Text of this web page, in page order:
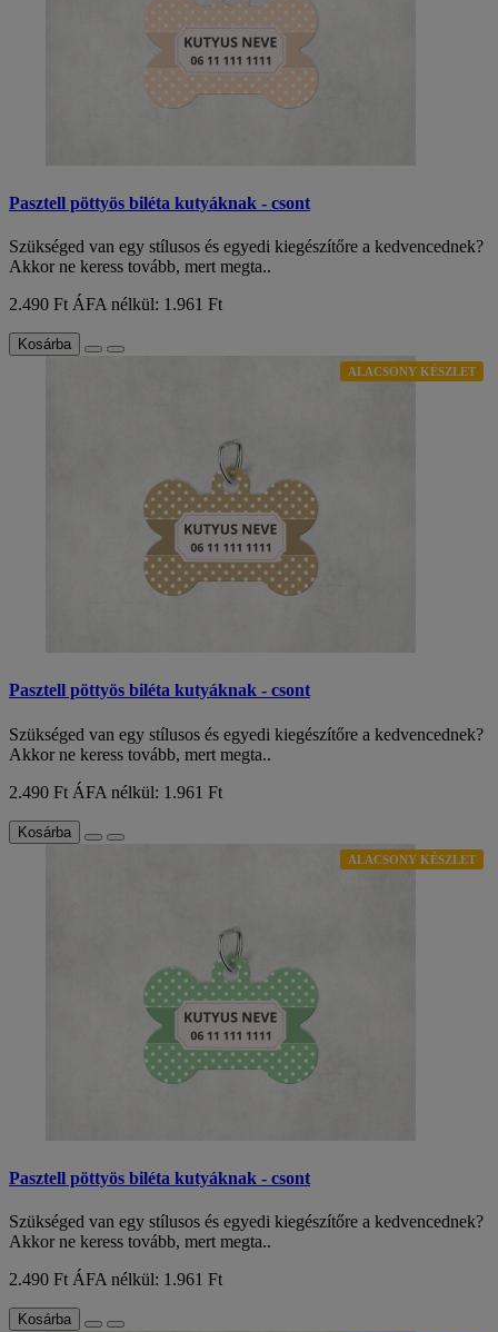
Pasztell pöttyös biléta kutyáknak - csont
Szükséged van egy stílusos és egyedi kiegészítőre a kedvencednek?
Akkor ne keress tovább, mert megta..
2.490 Ft ÁFA nélkül: 1.961 Ft
Kosárba
ALACSONY KÉSZLET
Pasztell pöttyös biléta kutyáknak - csont
Szükséged van egy stílusos és egyedi kiegészítőre a kedvencednek?
Akkor ne keress tovább, mert megta..
2.490 Ft ÁFA nélkül: 1.961 Ft
Kosárba
ALACSONY KÉSZLET
Pasztell pöttyös biléta kutyáknak - csont
Szükséged van egy stílusos és egyedi kiegészítőre a kedvencednek?
Akkor ne keress tovább, mert megta..
2.490 Ft ÁFA nélkül: 1.961 Ft
Kosárba